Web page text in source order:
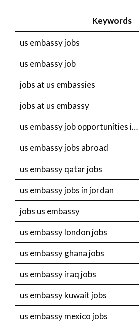
Keywords
us embassy jobs
us embassy job
jobs at us embassies
jobs at us embassy
us embassy job opportunities i…
us embassy jobs abroad
us embassy qatar jobs
us embassy jobs in jordan
jobs us embassy
us embassy london jobs
us embassy ghana jobs
us embassy iraq jobs
us embassy kuwait jobs
us embassy mexico jobs